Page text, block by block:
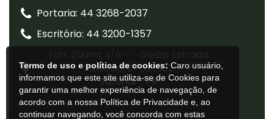
Termo de uso e política de cookies: Caro usuário,
informamos que este site utiliza-se de Cookies para
garantir uma melhor experiência de navegação, de
acordo com a nossa Política de Privacidade e, ao
continuar navegando, você concorda com estas
Portaria: 44 3268-2037
Escritório: 44 3200-1357
Ribeirão, 87113-902
Sarandi - PR